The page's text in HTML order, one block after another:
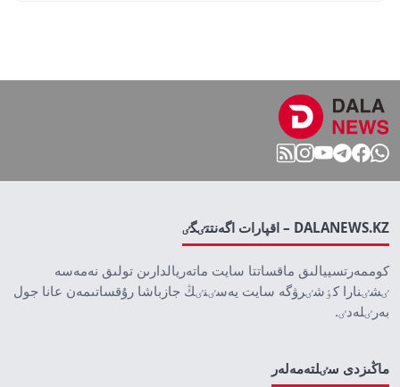
DALANEWS.KZ – اقپارات اگەنتتٸگٸ
كوممەرتسييالىق ماقساتتا سايت ماتەريالدارىن تولىق نەمەسە
ٸشٸنارا كٶشٸرۋگە سايت يەسٸنٸڭ جازباشا رۇقساتىمەن عانا جول
بەرٸلەدٸ.
ماڭىزدى سٸلتەمەلەر